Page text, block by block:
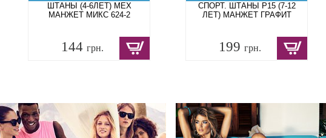
ШТАНЫ (4-6ЛЕТ) МЕХ
МАНЖЕТ МИКС 624-2
144 грн.
СПОРТ. ШТАНЫ P15 (7-12
ЛЕТ) МАНЖЕТ ГРАФИТ
199 грн.